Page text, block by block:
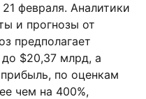
февраля. Аналитики
и прогнозы от
предполагает
$20,37 млрд, а
по оценкам
чем на 400%,